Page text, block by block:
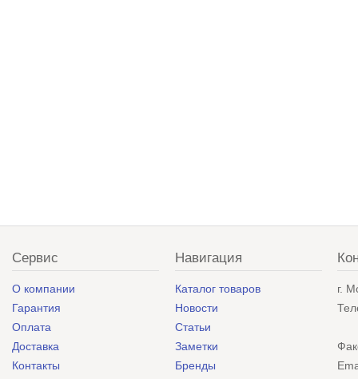
Сервис
О компании
Гарантия
Оплата
Доставка
Контакты
Навигация
Каталог товаров
Новости
Статьи
Заметки
Бренды
г.